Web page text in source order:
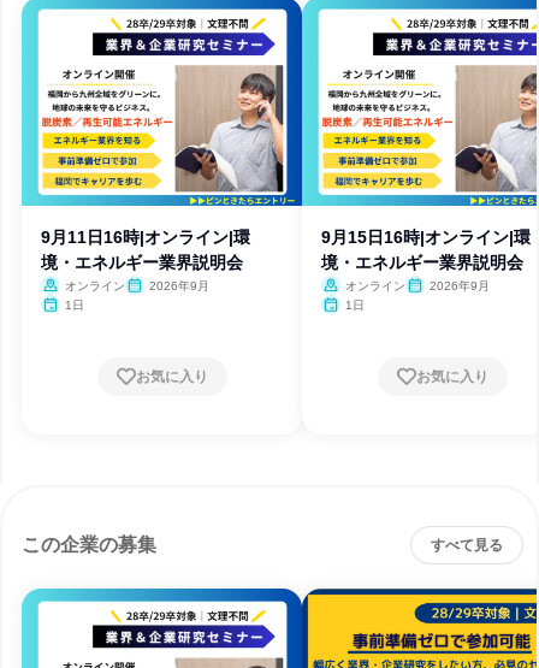
9月11日16時|オンライン|環
境・エネルギー業界説明会
オンライン
2026年9月
1日
お気に入り
9月15日16時|オンライン|環
境・エネルギー業界説明会
オンライン
2026年9月
1日
お気に入り
この企業の募集 すべて見る